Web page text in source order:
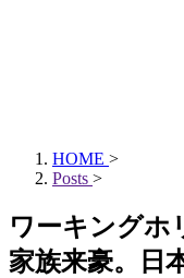
HOME >
Posts >
ワーキングホ
家族来豪。日